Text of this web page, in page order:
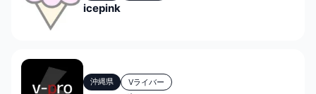
icepink
沖縄県 Vライバー